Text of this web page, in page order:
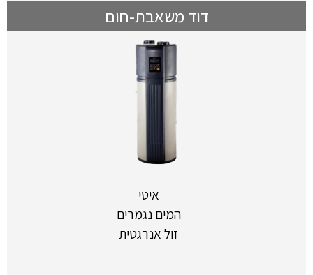
דוד משאבת-חום
איטי
המים נגמרים
זול אנרגטית